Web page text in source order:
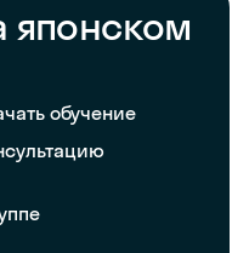
японском
обучение